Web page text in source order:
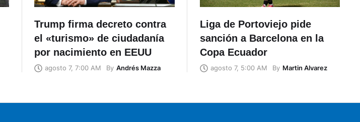
Trump firma decreto contra
el «turismo» de ciudadanía
por nacimiento en EEUU
agosto 7, 7:00 AM By Andrés Mazza
Liga de Portoviejo pide
sanción a Barcelona en la
Copa Ecuador
agosto 7, 5:00 AM By Martin Alvarez